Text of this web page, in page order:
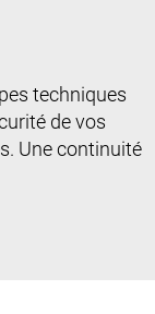
techniques
de vos
Une continuité